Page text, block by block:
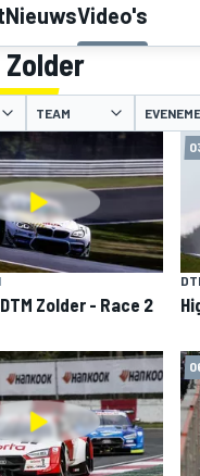
NieuwsVideo's
Zolder
TEAM
Zolder - Race 2